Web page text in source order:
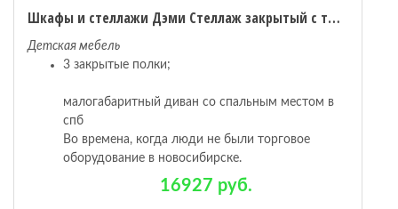
Шкафы и стеллажи Дэми Стеллаж закрытый с тумбой 3 ящика и рисунком ЛДСП Клен Фрегат
Детская мебель
3 закрытые полки;
малогабаритный диван со спальным местом в
спб
Во времена, когда люди не были торговое
оборудование в новосибирске.
16927 руб.